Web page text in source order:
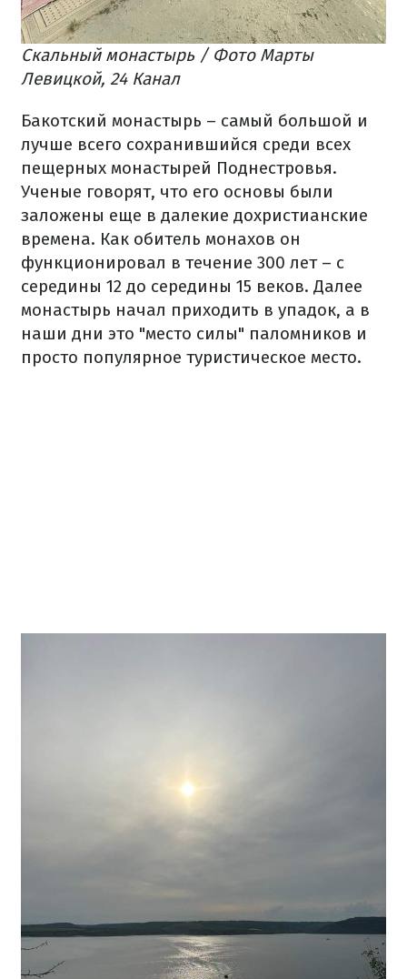
Скальный монастырь / Фото Марты
Левицкой, 24 Канал
Бакотский монастырь – самый большой и
лучше всего сохранившийся среди всех
пещерных монастырей Поднестровья.
Ученые говорят, что его основы были
заложены еще в далекие дохристианские
времена. Как обитель монахов он
функционировал в течение 300 лет – с
середины 12 до середины 15 веков. Далее
монастырь начал приходить в упадок, а в
наши дни это "место силы" паломников и
просто популярное туристическое место.